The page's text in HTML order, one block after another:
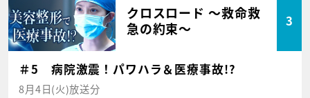
クロスロード ～救命救
急の約束～
3
＃5 病院激震！パワハラ＆医療事故!?
8月4日(火)放送分